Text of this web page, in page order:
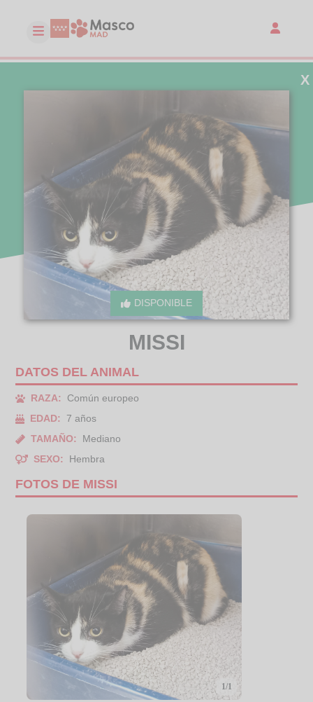
DISPONIBLE
X
MISSI
DATOS DEL ANIMAL
RAZA:
Común europeo
EDAD:
7 años
TAMAÑO:
Mediano
SEXO:
Hembra
FOTOS DE MISSI
1/1